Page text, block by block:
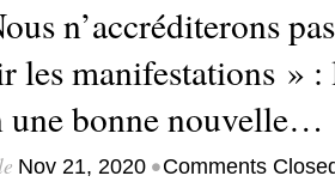
n’accréditerons
les manifestations » :
bonne nouvelle…
Nov 21, 2020 •Comments